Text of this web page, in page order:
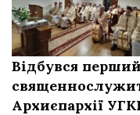
Відбувся
Архиєпархії